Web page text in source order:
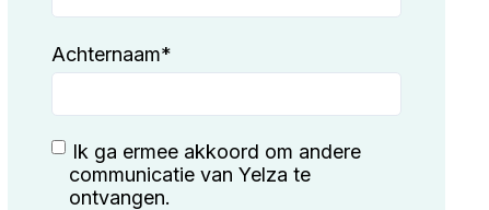
Achternaam*
Ik ga ermee akkoord om andere
communicatie van Yelza te
ontvangen.